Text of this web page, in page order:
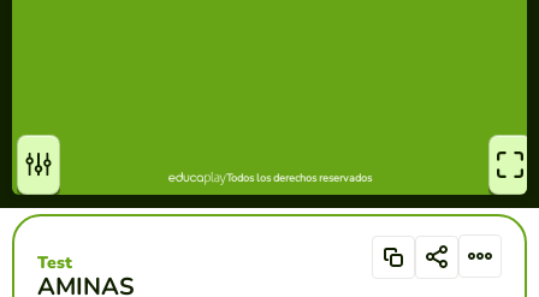
AMINAS
Test